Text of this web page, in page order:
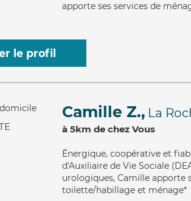
apporte ses services de
le profil
Camille Z., La
à 5km de chez Vous
Énergique, coopérative et
d'Auxiliaire de Vie Sociale
urologiques, Camille apporte
toilette/habillage et ménage*